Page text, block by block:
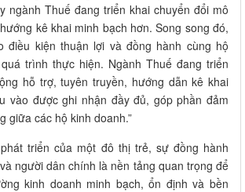
ngành Thuế đang triển khai chuyển đổi mô
kê khai minh bạch hơn. Song song đó,
điều kiện thuận lợi và đồng hành cùng hộ
trình thực hiện. Ngành Thuế đang triển
hỗ trợ, tuyên truyền, hướng dẫn kê khai
vào được ghi nhận đầy đủ, góp phần đảm
giữa các hộ kinh doanh.”
triển của một đô thị trẻ, sự đồng hành
người dân chính là nền tảng quan trọng để
kinh doanh minh bạch, ổn định và bền